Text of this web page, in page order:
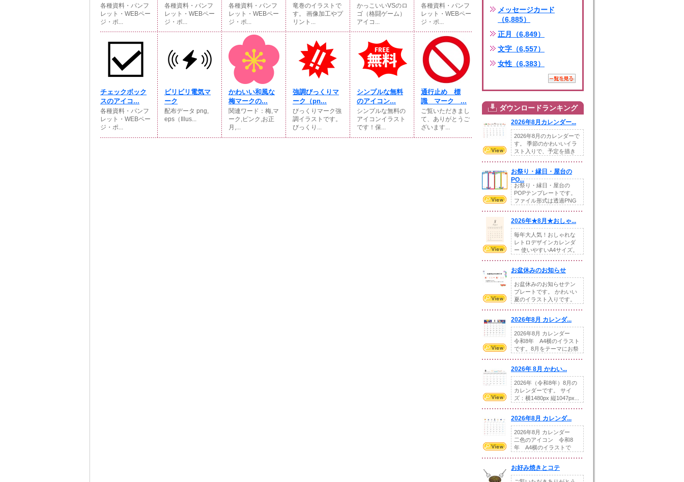
各種資料・パンフ
レット・WEBペー
ジ・ポ...
各種資料・パンフ
レット・WEBペー
ジ・ポ...
各種資料・パンフ
レット・WEBペー
ジ・ポ...
竜巻のイラストで
す。 画像加工やプ
リント...
かっこいいVSのロ
ゴ（格闘ゲーム）
アイコ...
各種資料・パンフ
レット・WEBペー
ジ・ポ...
チェックボック
スのアイコ...
各種資料・パンフ
レット・WEBペー
ジ・ポ...
ビリビリ電気マ
ーク
配布データ png,
eps（Illus...
かわいい和風な
梅マークの...
関連ワード：梅,マ
ーク,ピンク,お正
月,...
強調びっくりマ
ーク（pn...
びっくりマーク強
調イラストです。
びっくり...
シンプルな無料
のアイコン...
シンプルな無料の
アイコンイラスト
です！保...
通行止め 標
識 マーク ...
ご覧いただきまし
て、ありがとうご
ざいます...
メッセージカード
（6,885）
正月（6,849）
文字（6,557）
女性（6,383）
ダウンロードランキング
2026年8月カレンダー...
2026年8月のカレンダーで
す。 季節のかわいいイラ
スト入りで、予定を描き
お祭り・縁日・屋台の
PO...
お祭り・縁日・屋台の
POPテンプレートです。
ファイル形式は透過PNG
2026年★8月★おしゃ...
毎年大人気！おしゃれな
レトロデザインカレンダ
ー 使いやすいA4サイズ。
お盆休みのお知らせ
お盆休みのお知らせテン
プレートです。 かわいい
夏のイラスト入りです。
2026年8月 カレンダ...
2026年8月 カレンダー
令和8年 A4横のイラスト
です。8月をテーマにお祭
2026年 8月 かわい...
2026年（令和8年）8月の
カレンダーです。 サイ
ズ：横1480px 縦1047px...
2026年8月 カレンダ...
2026年8月 カレンダー
二色のアイコン 令和8
年 A4横のイラストで
お好み焼きとコテ